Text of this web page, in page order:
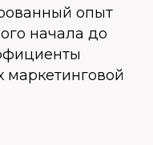
опыт
начала до
маркетинговой